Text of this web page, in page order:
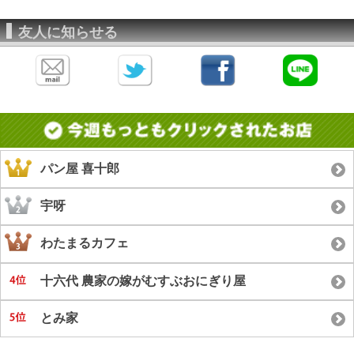
友人に知らせる
パン屋 喜十郎
宇呀
わたまるカフェ
十六代 農家の嫁がむすぶおにぎり屋
とみ家